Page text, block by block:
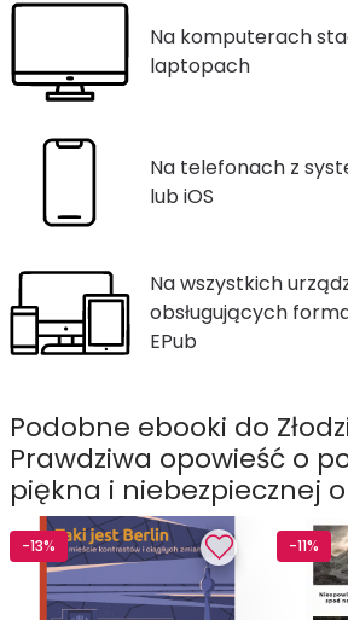
Na komputerach
laptopach
Na telefonach z
lub iOS
Na wszystkich
obsługujących
EPub
Podobne ebooki do
Prawdziwa opowieść o
piękna i niebezpiecznej
-13% -11%